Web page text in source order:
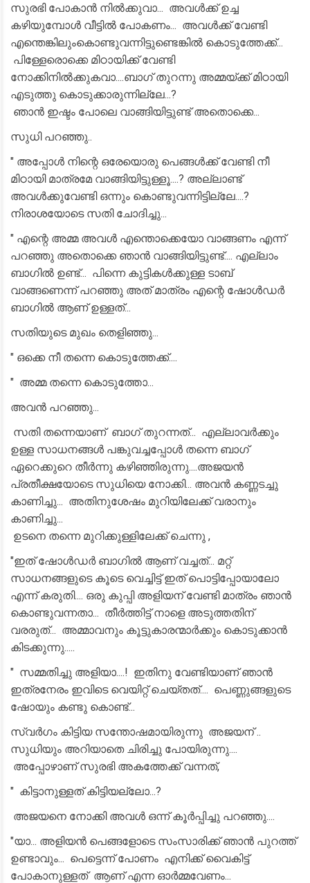
സുരഭി പോകാൻ നിൽക്കുവാ... അവൾക്ക് ഉച്ച
കഴിയുമ്പോൾ വീട്ടിൽ പോകണം... അവൾക്ക് വേണ്ടി
എന്തെങ്കിലുംകൊണ്ടുവന്നിട്ടുണ്ടെങ്കിൽ കൊടുത്തേക്ക്...
പിള്ളേരൊക്കെ മിഠായിക്ക് വേണ്ടി
നോക്കിനിൽക്കുകവാ....ബാഗ് തുറന്നു അമ്മയ്ക്ക് മിഠായി
എടുത്തു കൊടുക്കാരുന്നില്ലേ...?
ഞാൻ ഇഷ്ടം പോലെ വാങ്ങിയിട്ടുണ്ട് അതൊക്കെ...
സുധി പറഞ്ഞു..
" അപ്പോൾ നിന്റെ ഒരേയൊരു പെങ്ങൾക്ക് വേണ്ടി നീ
മിഠായി മാത്രമേ വാങ്ങിയിട്ടുള്ളൂ....? അല്ലാണ്ട്
അവൾക്കുവേണ്ടി ഒന്നും കൊണ്ടുവന്നിട്ടില്ലേ....?
നിരാശയോടെ സതി ചോദിച്ചു...
" എന്റെ അമ്മ അവൾ എന്തൊക്കെയോ വാങ്ങണം എന്ന്
പറഞ്ഞു അതൊക്കെ ഞാൻ വാങ്ങിയിട്ടുണ്ട്.... എല്ലാം
ബാഗിൽ ഉണ്ട്... പിന്നെ കുട്ടികൾക്കുള്ള ടാബ്
വാങ്ങണെന്ന് പറഞ്ഞു അത് മാത്രം എന്റെ ഷോൾഡർ
ബാഗിൽ ആണ് ഉള്ളത്...
സതിയുടെ മുഖം തെളിഞ്ഞു...
" ഒക്കെ നീ തന്നെ കൊടുത്തേക്ക്....
" അമ്മ തന്നെ കൊടുത്തോ...
അവൻ പറഞ്ഞു...
സതി തന്നെയാണ് ബാഗ് തുറന്നത്... എല്ലാവർക്കും
ഉള്ള സാധനങ്ങൾ പങ്കുവച്ചപ്പോൾ തന്നെ ബാഗ്
ഏറെക്കുറെ തീർന്നു കഴിഞ്ഞിരുന്നു....അജയൻ
പ്രതീക്ഷയോടെ സുധിയെ നോക്കി... അവൻ കണ്ണടച്ചു
കാണിച്ചു... അതിനുശേഷം മുറിയിലേക്ക് വരാനും
കാണിച്ചു...
ഉടനെ തന്നെ മുറിക്കുള്ളിലേക്ക് ചെന്നു ,
"ഇത് ഷോൾഡർ ബാഗിൽ ആണ് വച്ചത്... മറ്റ്
സാധനങ്ങളുടെ കൂടെ വെച്ചിട്ട് ഇത് പൊട്ടിപ്പോയാലോ
എന്ന് കരുതി.... ഒരു കുപ്പി അളിയന് വേണ്ടി മാത്രം ഞാൻ
കൊണ്ടുവന്നതാ... തീർത്തിട്ട് നാളെ അടുത്തതിന്
വരരുത്... അമ്മാവനും കൂട്ടുകാരന്മാർക്കും കൊടുക്കാൻ
കിടക്കുന്നു.....
" സമ്മതിച്ചു അളിയാ....! ഇതിനു വേണ്ടിയാണ് ഞാൻ
ഇത്രനേരം ഇവിടെ വെയിറ്റ് ചെയ്തത്.... പെണ്ണുങ്ങളുടെ
ഷോയും കണ്ടു കൊണ്ട്...
സ്വർഗം കിട്ടിയ സന്തോഷമായിരുന്നു അജയന് ..
സുധിയും അറിയാതെ ചിരിച്ചു പോയിരുന്നു....
അപ്പോഴാണ് സുരഭി അകത്തേക്ക് വന്നത്,
" കിട്ടാനുള്ളത് കിട്ടിയല്ലോ...?
അജയനെ നോക്കി അവൾ ഒന്ന് കൂർപ്പിച്ചു പറഞ്ഞു....
"യാ... അളിയൻ പെങ്ങളോടെ സംസാരിക്ക് ഞാൻ പുറത്ത്
ഉണ്ടാവും... പെട്ടെന്ന് പോണം എനിക്ക് വൈകിട്ട്
പോകാനുള്ളത് ആണ് എന്ന ഓർമ്മവേണം...